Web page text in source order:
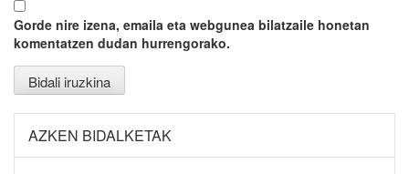
Gorde nire izena, emaila eta webgunea bilatzaile honetan
komentatzen dudan hurrengorako.
AZKEN BIDALKETAK